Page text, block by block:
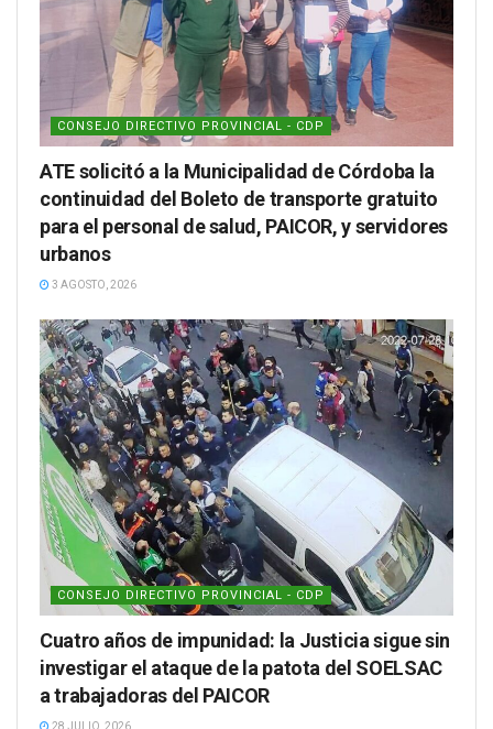
CONSEJO DIRECTIVO PROVINCIAL - CDP
ATE solicitó a la Municipalidad de Córdoba la
continuidad del Boleto de transporte gratuito
para el personal de salud, PAICOR, y servidores
urbanos
3 AGOSTO, 2026
CONSEJO DIRECTIVO PROVINCIAL - CDP
Cuatro años de impunidad: la Justicia sigue sin
investigar el ataque de la patota del SOELSAC
a trabajadoras del PAICOR
28 JULIO, 2026